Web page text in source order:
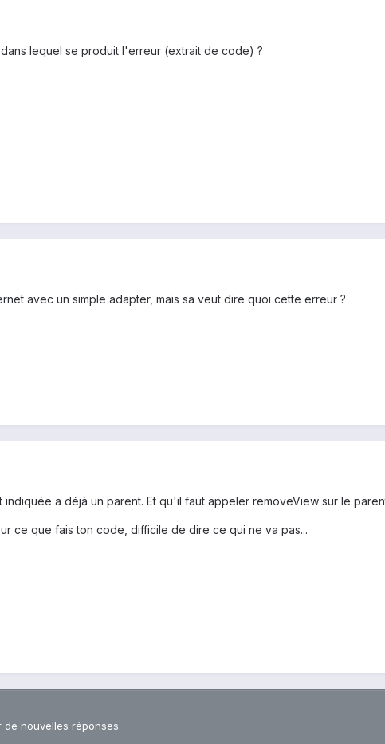
lequel se produit l'erreur (extrait de code) ?
avec un simple adapter, mais sa veut dire quoi cette erreur ?
a déjà un parent. Et qu'il faut appeler removeView sur le
ce que fais ton code, difficile de dire ce qui ne va pas...
nouvelles réponses.